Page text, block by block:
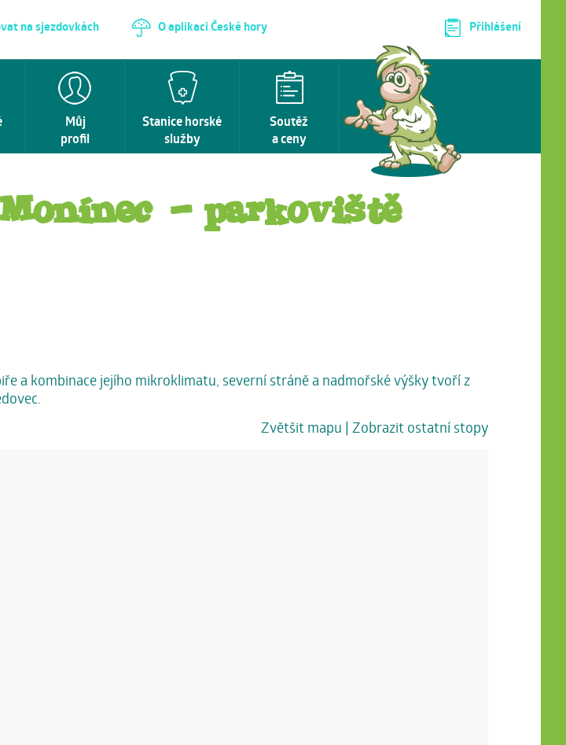
na sjezdovkách O aplikaci České hory Přihlášení
Můj
profil
Stanice horské
služby
Soutěž
a ceny
- parkoviště
a kombinace jejího mikroklimatu, severní stráně a nadmořské výšky tvoří z
Zvětšit mapu | Zobrazit ostatní stopy